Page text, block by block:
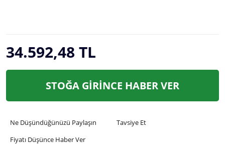
34.592,48 TL
STOĞA GİRİNCE HABER VER
Ne Düşündüğünüzü Paylaşın
Tavsiye Et
Fiyatı Düşünce Haber Ver